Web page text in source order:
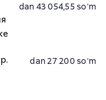
dan 43 054,55 soʻm
dan 27 200 soʻm